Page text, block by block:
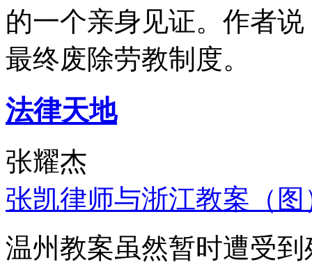
的一个亲身见证。作者
最终废除劳教制度。
法律天地
张耀杰
张凯律师与浙江教案（图
温州教案虽然暂时遭受